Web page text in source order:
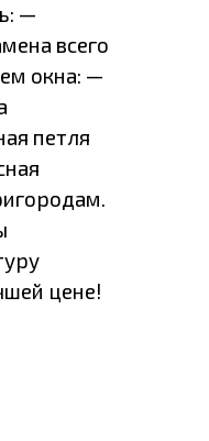
—
всего
окна: —
петля
цене!